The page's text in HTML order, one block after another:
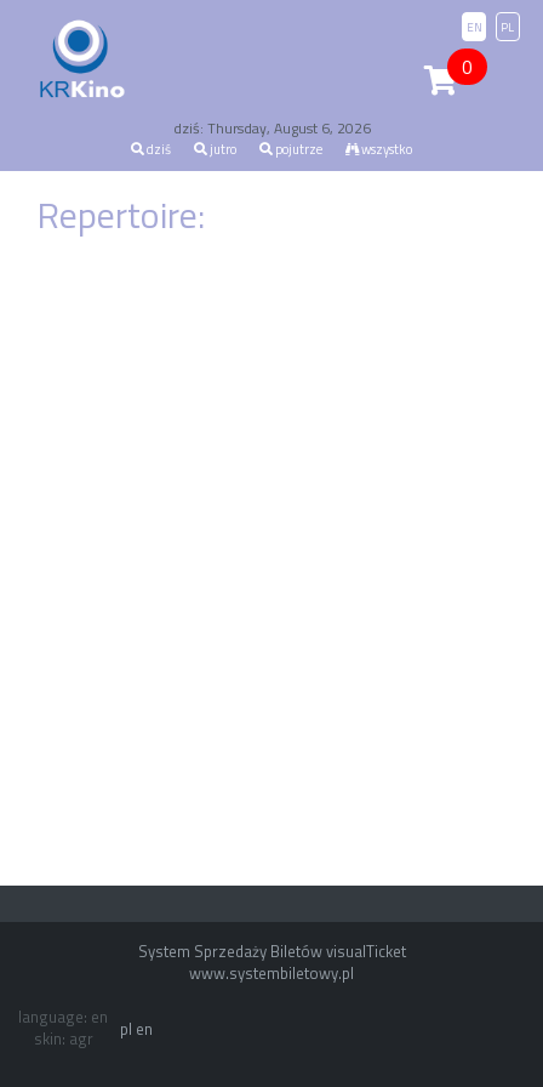
PL
EN
0
dziś: Thursday, August 6, 2026
dziś jutro pojutrze wszystko
Repertoire:
System Sprzedaży Biletów visualTicket
www.systembiletowy.pl
language: en
skin: agr
pl en